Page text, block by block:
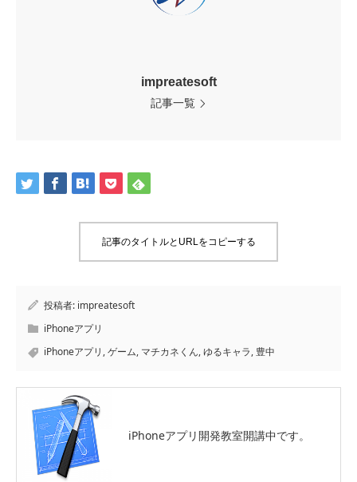
impreatesoft
記事一覧
記事のタイトルとURLをコピーする
投稿者: impreatesoft
iPhoneアプリ
iPhoneアプリ ,ゲーム, マチカネくん,ゆるキャラ, 豊中
iPhoneアプリ開発教室開講中です。